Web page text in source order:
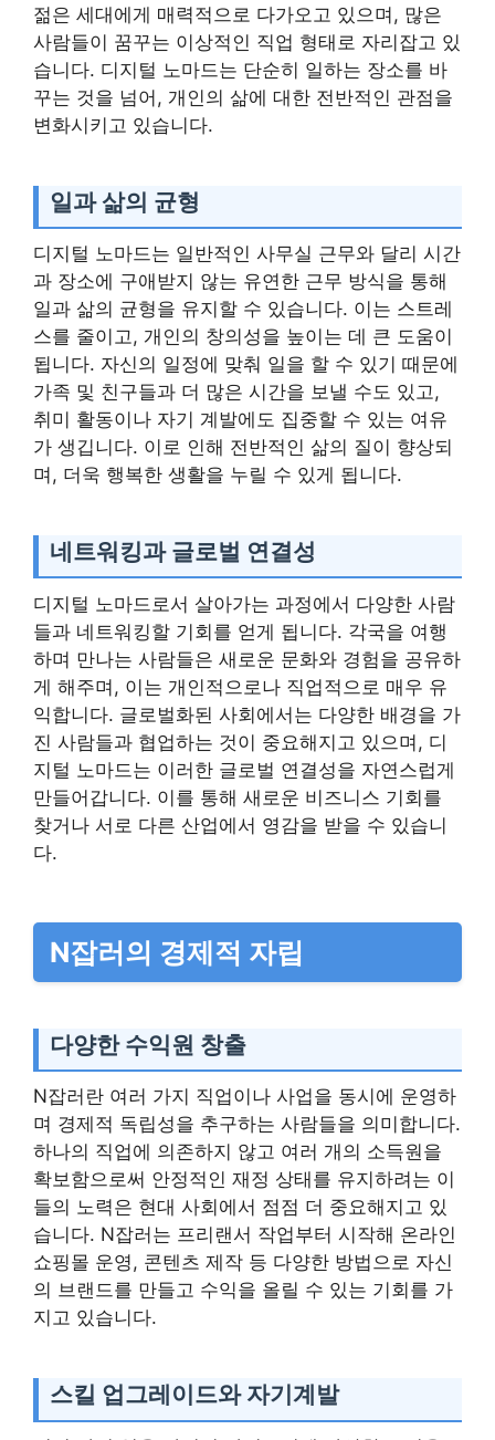
젊은 세대에게 매력적으로 다가오고 있으며, 많은
사람들이 꿈꾸는 이상적인 직업 형태로 자리잡고 있
습니다. 디지털 노마드는 단순히 일하는 장소를 바
꾸는 것을 넘어, 개인의 삶에 대한 전반적인 관점을
변화시키고 있습니다.
일과 삶의 균형
디지털 노마드는 일반적인 사무실 근무와 달리 시간
과 장소에 구애받지 않는 유연한 근무 방식을 통해
일과 삶의 균형을 유지할 수 있습니다. 이는 스트레
스를 줄이고, 개인의 창의성을 높이는 데 큰 도움이
됩니다. 자신의 일정에 맞춰 일을 할 수 있기 때문에
가족 및 친구들과 더 많은 시간을 보낼 수도 있고,
취미 활동이나 자기 계발에도 집중할 수 있는 여유
가 생깁니다. 이로 인해 전반적인 삶의 질이 향상되
며, 더욱 행복한 생활을 누릴 수 있게 됩니다.
네트워킹과 글로벌 연결성
디지털 노마드로서 살아가는 과정에서 다양한 사람
들과 네트워킹할 기회를 얻게 됩니다. 각국을 여행
하며 만나는 사람들은 새로운 문화와 경험을 공유하
게 해주며, 이는 개인적으로나 직업적으로 매우 유
익합니다. 글로벌화된 사회에서는 다양한 배경을 가
진 사람들과 협업하는 것이 중요해지고 있으며, 디
지털 노마드는 이러한 글로벌 연결성을 자연스럽게
만들어갑니다. 이를 통해 새로운 비즈니스 기회를
찾거나 서로 다른 산업에서 영감을 받을 수 있습니
다.
N잡러의 경제적 자립
다양한 수익원 창출
N잡러란 여러 가지 직업이나 사업을 동시에 운영하
며 경제적 독립성을 추구하는 사람들을 의미합니다.
하나의 직업에 의존하지 않고 여러 개의 소득원을
확보함으로써 안정적인 재정 상태를 유지하려는 이
들의 노력은 현대 사회에서 점점 더 중요해지고 있
습니다. N잡러는 프리랜서 작업부터 시작해 온라인
쇼핑몰 운영, 콘텐츠 제작 등 다양한 방법으로 자신
의 브랜드를 만들고 수익을 올릴 수 있는 기회를 가
지고 있습니다.
스킬 업그레이드와 자기계발